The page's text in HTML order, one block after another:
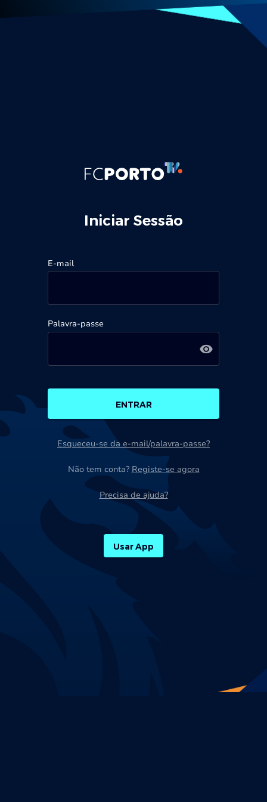
Iniciar Sessão
E-mail
Palavra-passe
ENTRAR
Esqueceu-se da e-mail/palavra-passe?
Não tem conta? Registe-se agora
Precisa de ajuda?
Usar App